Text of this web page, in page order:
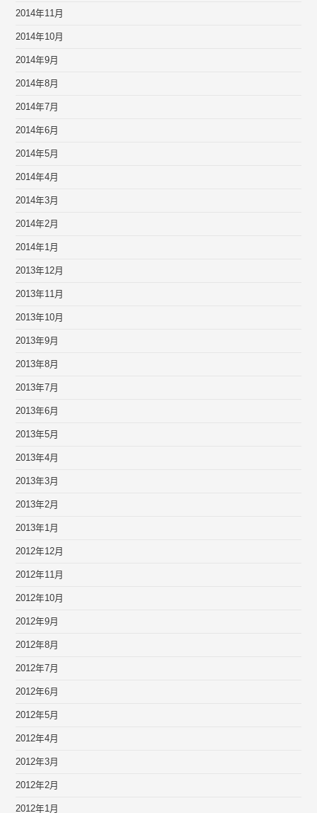
2014年11月
2014年10月
2014年9月
2014年8月
2014年7月
2014年6月
2014年5月
2014年4月
2014年3月
2014年2月
2014年1月
2013年12月
2013年11月
2013年10月
2013年9月
2013年8月
2013年7月
2013年6月
2013年5月
2013年4月
2013年3月
2013年2月
2013年1月
2012年12月
2012年11月
2012年10月
2012年9月
2012年8月
2012年7月
2012年6月
2012年5月
2012年4月
2012年3月
2012年2月
2012年1月